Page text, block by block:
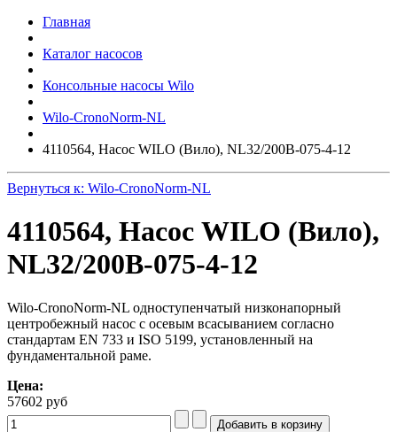
Главная
Каталог насосов
Консольные насосы Wilo
Wilo-CronoNorm-NL
4110564, Насос WILO (Вило), NL32/200B-075-4-12
Вернуться к: Wilo-CronoNorm-NL
4110564, Насос WILO (Вило),
NL32/200B-075-4-12
Wilo-CronoNorm-NL одноступенчатый низконапорный
центробежный насос с осевым всасыванием согласно
стандартам EN 733 и ISO 5199, установленный на
фундаментальной раме.
Цена:
57602 руб